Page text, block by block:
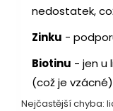
nedostatek,
Zinku -
Biotinu - jen u
(což je
Nejčastější chyba: